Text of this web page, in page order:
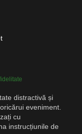
distractivă și
eveniment.
cu
instrucțiunile de